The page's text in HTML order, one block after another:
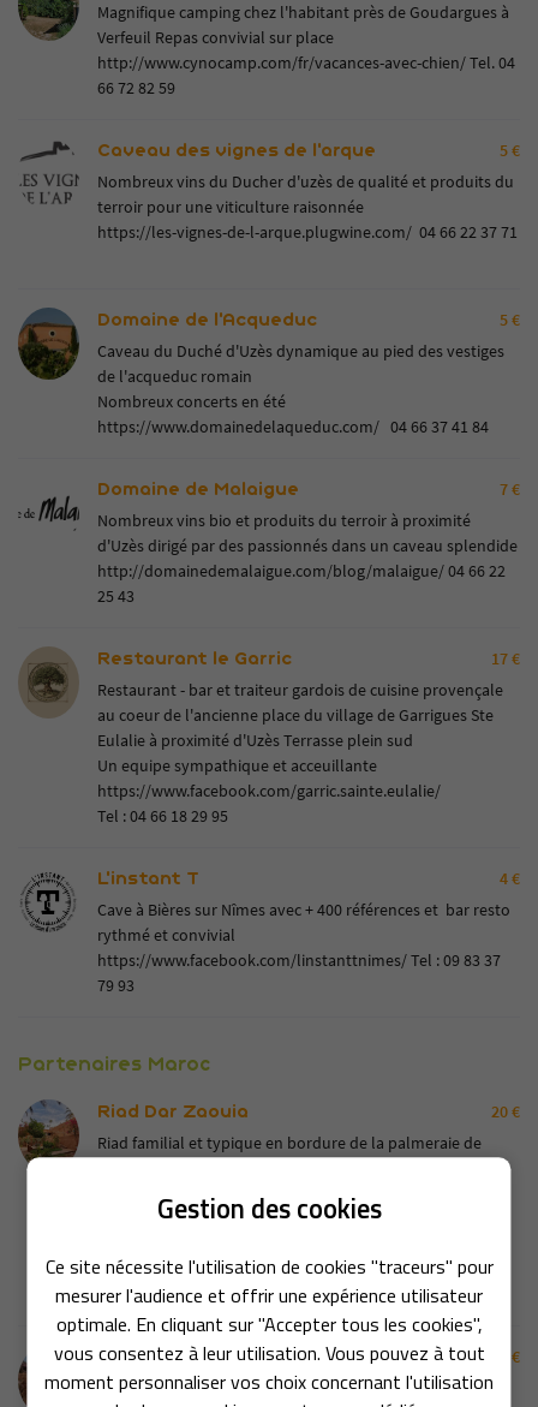
Gestion des cookies
Ce site nécessite l'utilisation de cookies "traceurs" pour
mesurer l'audience et offrir une expérience utilisateur
optimale. En cliquant sur "Accepter tous les cookies",
vous consentez à leur utilisation. Vous pouvez à tout
moment personnaliser vos choix concernant l'utilisation
& E-SCOOT
AVENTURES
06 84 32 43 35
Magnifique camping chez l'habitant près de Goudargues à
Verfeuil Repas convivial sur place
http://www.cynocamp.com/fr/vacances-avec-chien/Tel. 04
66 72 82 59
Caveau des vignes de l'arque
5 €
Nombreux vins du Ducher d'uzès de qualité et produits du
terroir pour une viticulture raisonnée
https://les-vignes-de-l-arque.plugwine.com/ 04 66 22 37 71
Domaine de l'Acqueduc
5 €
Caveau du Duché d'Uzès dynamique au pied des vestiges
de l'acqueduc romain
Nombreux concerts en été
https://www.domainedelaqueduc.com/ 04 66 37 41 84
Domaine de Malaigue
7 €
Nombreux vins bio et produits du terroir à proximité
d'Uzès dirigé par des passionnés dans un caveau splendide
http://domainedemalaigue.com/blog/malaigue/04 66 22
25 43
Restaurant le Garric
17 €
Restaurant - bar et traiteur gardois de cuisine provençale
au coeur de l'ancienne place du village de Garrigues Ste
Eulalie à proximité d'Uzès Terrasse plein sud
Un equipe sympathique et acceuillante
https://www.facebook.com/garric.sainte.eulalie/
Tel :04 66 18 29 95
L'instant T
4 €
Cave à Bières sur Nîmes avec + 400 références et bar resto
rythmé et convivial
https://www.facebook.com/linstanttnimes/Tel : 09 83 37
79 93
Partenaires Maroc
Riad Dar Zaouia
20 €
Riad familial et typique en bordure de la palmeraie de
Cuisine traditionnelle berbère
Acceuil convivial garanti !
d6210649-Reviews-Riad_Dar_Zaouia-
Zagora_Souss_Massa.html
Bivouac des Aigles
30 €
Gîte traditionnel près de Ouarzazate au coeur d'un oasis